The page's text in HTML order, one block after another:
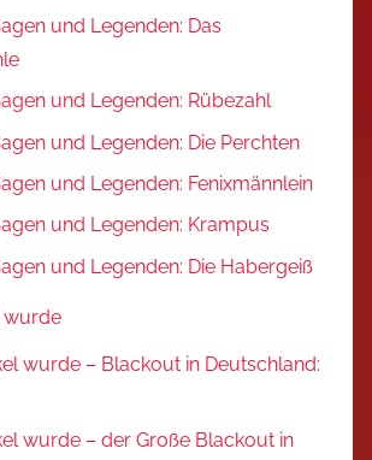
und Legenden: Das
und Legenden: Rübezahl
und Legenden: Die Perchten
und Legenden: Fenixmännlein
und Legenden: Krampus
und Legenden: Die Habergeiß
wurde
wurde – Blackout in Deutschland:
wurde – der Große Blackout in